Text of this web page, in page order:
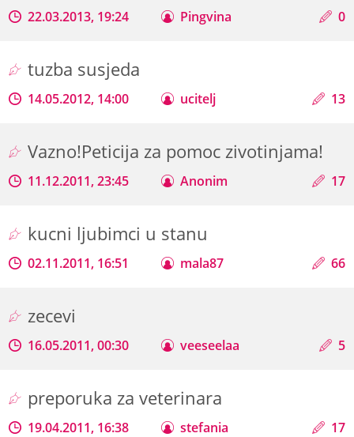
22.03.2013, 19:24 Pingvina 0
tuzba susjeda
14.05.2012, 14:00 ucitelj 13
Vazno!Peticija za pomoc zivotinjama!
11.12.2011, 23:45 Anonim 17
kucni ljubimci u stanu
02.11.2011, 16:51 mala87 66
zecevi
16.05.2011, 00:30 veeseelaa 5
preporuka za veterinara
19.04.2011, 16:38 stefania 17